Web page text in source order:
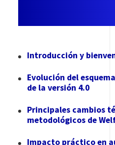
Introducción y
Evolución del
de la versión 4.0
Principales cambios
metodológicos de
Impacto práctico en